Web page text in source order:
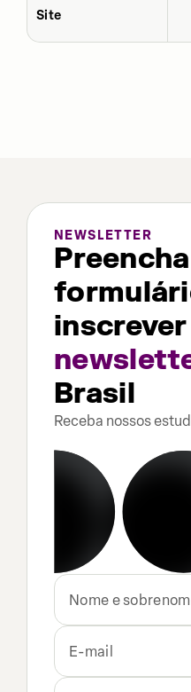
Site
NEWSLETTER
inscrever
Brasil
Receba nossos